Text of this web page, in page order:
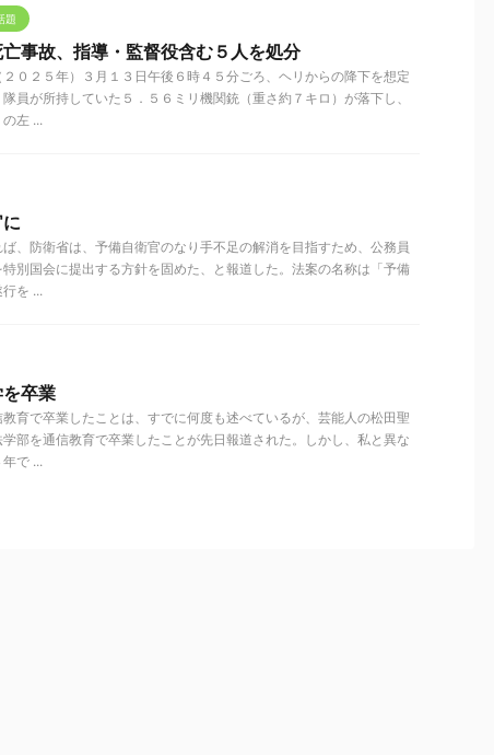
題
事故、指導・監督役含む５人を処分
０２５年）３月１３日午後６時４５分ごろ、ヘリからの降下を想定
員が所持していた５．５６ミリ機関銃（重さ約７キロ）が落下し、
左 ...
、防衛省は、予備自衛官のなり手不足の解消を目指すため、公務員
別国会に提出する方針を固めた、と報道した。法案の名称は「予備
を ...
卒業
育で卒業したことは、すでに何度も述べているが、芸能人の松田聖
部を通信教育で卒業したことが先日報道された。しかし、私と異な
で ...